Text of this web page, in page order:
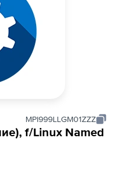
MPI999LLGM01ZZZ
f/Linux Named